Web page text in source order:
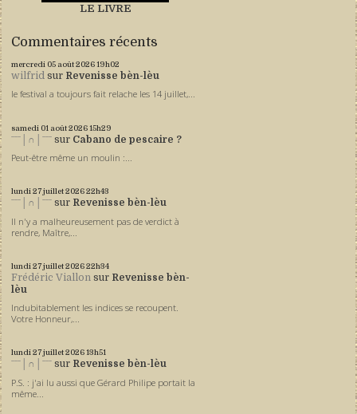
LE LIVRE
Commentaires récents
mercredi 05 août 202619h02
wilfrid sur Revenisse bèn-lèu
le festival a toujours fait relache les 14 juillet,...
samedi 01 août 202615h29
ˉˉˉ│∩│ˉˉˉ sur Cabano de pescaire ?
Peut-être même un moulin :...
lundi 27juillet 202622h43
ˉˉˉ│∩│ˉˉˉ sur Revenisse bèn-lèu
Il n'y a malheureusement pas de verdict à
rendre, Maître,...
lundi 27juillet 202622h34
Frédéric Viallon sur Revenisse bèn-
lèu
Indubitablement les indices se recoupent.
Votre Honneur,...
lundi 27juillet 202613h51
ˉˉˉ│∩│ˉˉˉ sur Revenisse bèn-lèu
P.S. : j'ai lu aussi que Gérard Philipe portait la
même...